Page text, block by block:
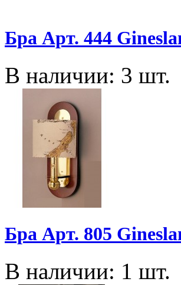
Бра Арт. 444
В наличии: 3 шт.
Бра Арт. 805
В наличии: 1 шт.